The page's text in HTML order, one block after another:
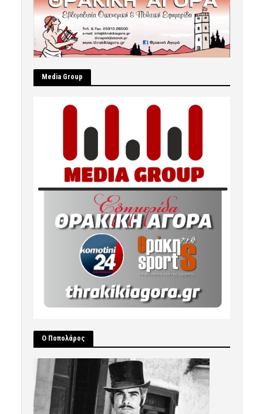
Μedia Group
Ο Ποπολάρος